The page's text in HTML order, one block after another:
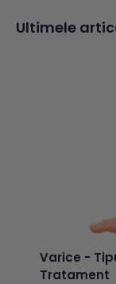
tapițat și alte
Ce este...
Ultimele
Varice -
Tratament